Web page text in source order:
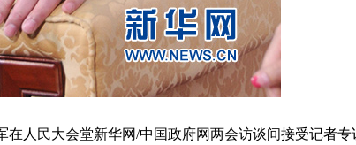
人民大会堂新华网/中国政府网两会访谈间接受记者专